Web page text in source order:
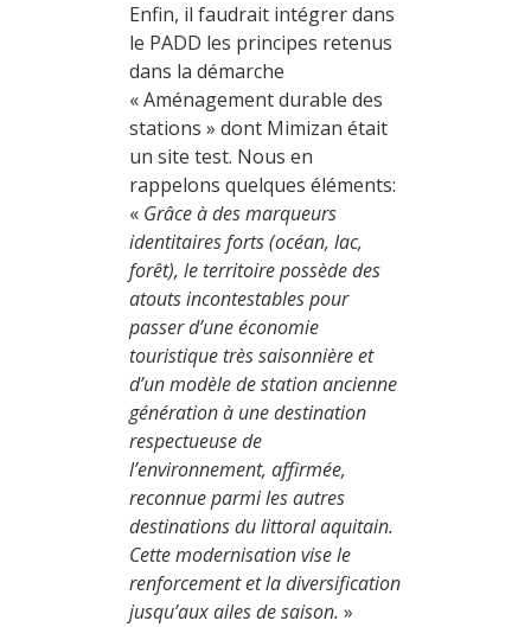
Enfin, il faudrait intégrer dans
le PADD les principes retenus
dans la démarche
« Aménagement durable des
stations » dont Mimizan était
un site test. Nous en
rappelons quelques éléments:
« Grâce à des marqueurs
identitaires forts (océan, lac,
forêt), le territoire possède des
atouts incontestables pour
passer d’une économie
touristique très saisonnière et
d’un modèle de station ancienne
génération à une destination
respectueuse de
l’environnement, affirmée,
reconnue parmi les autres
destinations du littoral aquitain.
Cette modernisation vise le
renforcement et la diversification
jusqu’aux ailes de saison. »